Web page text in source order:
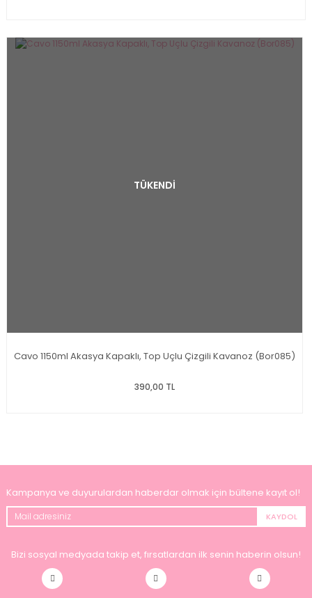
TÜKENDİ
Cavo 1150ml Akasya Kapaklı, Top Uçlu Çizgili Kavanoz (Bor085)
390,00 TL
Kampanya ve duyurulardan haberdar olmak için bültene kayıt ol!
KAYDOL
Bizi sosyal medyada takip et, fırsatlardan ilk senin haberin olsun!